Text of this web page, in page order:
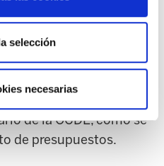
selección
necesarias
esta apuesta por la
si la CAPV es el
la cola en gasto
de la OCDE, como se
de presupuestos.